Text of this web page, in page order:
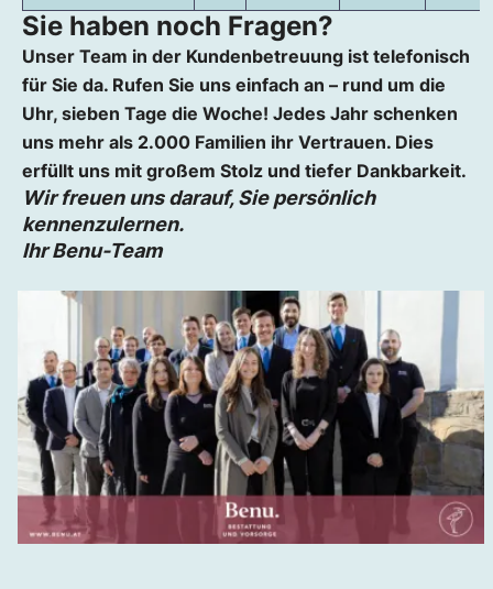
Sie haben noch Fragen?
Unser Team in der Kundenbetreuung ist telefonisch
für Sie da. Rufen Sie uns einfach an – rund um die
Uhr, sieben Tage die Woche! Jedes Jahr schenken
uns mehr als 2.000 Familien ihr Vertrauen. Dies
erfüllt uns mit großem Stolz und tiefer Dankbarkeit.
Wir freuen uns darauf, Sie persönlich
kennenzulernen.
Ihr Benu-Team